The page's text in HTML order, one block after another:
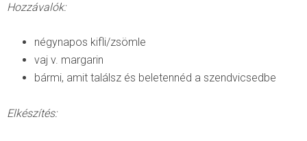
Hozzávalók:
négynapos kifli/zsömle
vaj v. margarin
bármi, amit találsz és beletennéd a szendvicsedbe
Elkészítés: